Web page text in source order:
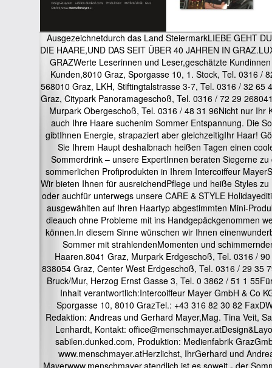
Ausgezeichnetdurch das Land SteiermarkLIEBE GEHT
DIE HAARE,UND DAS SEIT ÜBER 40 JAHREN IN
GRAZWerte Leserinnen und Leser,geschätzte
Kunden,8010 Graz, Sporgasse 10, 1. Stock, Tel. 0316 /
568010 Graz, LKH, Stiftingtalstrasse 3-7, Tel. 0316 / 32 65
Graz, Citypark Panoramageschoß, Tel. 0316 / 72 29
Murpark Obergeschoß, Tel. 0316 / 48 31 96Nicht nur Ihr
auch Ihre Haare suchenim Sommer Entspannung. Die
gibtIhnen Energie, strapaziert aber gleichzeitigIhr Haar!
Sie Ihrem Haupt deshalbnach heißen Tagen einen
Sommerdrink – unsere ExpertInnen beraten Siegerne zu
sommerlichen Profiprodukten in Ihrem Intercoiffeur
Wir bieten Ihnen für ausreichendPflege und heiße Styles zu
oder auchfür unterwegs unsere CARE & STYLE
ausgewählten auf Ihren Haartyp abgestimmten Mini-
dieauch ohne Probleme mit ins Handgepäckgenommen
können.In diesem Sinne wünschen wir Ihnen
Sommer mit strahlendenMomenten und
Haaren.8041 Graz, Murpark Erdgeschoß, Tel. 0316 /
838054 Graz, Center West Erdgeschoß, Tel. 0316 / 29 35
Bruck/Mur, Herzog Ernst Gasse 3, Tel. 0 3862 / 51 1
Inhalt verantwortlich:Intercoiffeur Mayer GmbH & Co
Sporgasse 10, 8010 GrazTel.: +43 316 82 30 82
Redaktion: Andreas und Gerhard Mayer,Mag. Tina Veit,
Lenhardt, Kontakt:
sabilen.dunked.com, Produktion: Medienfabrik
www.menschmayer.atHerzlichst, IhrGerhard und
Mayerwww.menschmayer.atendlich ist es soweit - der